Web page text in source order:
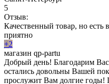
5
Отзыв:
Качественный товар, но есть
приятно
+2
магазин qp-partu
Добрый день! Благодарим
остались довольны Вашей
прослужит Вам долгие годы!